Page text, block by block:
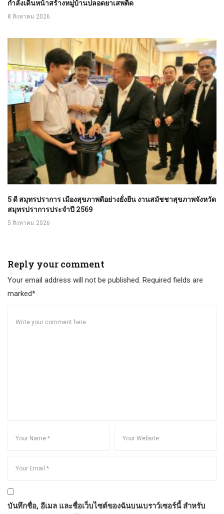
กำลังเดินหน้าสร้างหมู่บ้านปลอดยาเสพติด
8 สิงหาคม 2026
5 ดี สมุทรปราการ เมืองสุขภาพดีอย่างยั่งยืน งานสมัชชาสุขภาพจังหวัด
สมุทรปราการประจำปี 2569
5 สิงหาคม 2026
Reply your comment
Your email address will not be published. Required fields are
marked*
บันทึกชื่อ, อีเมล และชื่อเว็บไซต์ของฉันบนเบราว์เซอร์นี้ สำหรับ